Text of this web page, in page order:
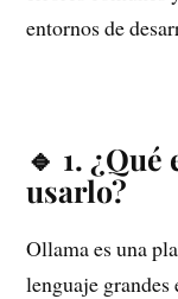
entornos de
🔹 1.
usarlo?
Ollama es una
lenguaje